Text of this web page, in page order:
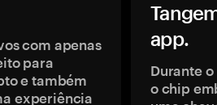
com apenas
para
e também
experiência
app.
Durante
o chip